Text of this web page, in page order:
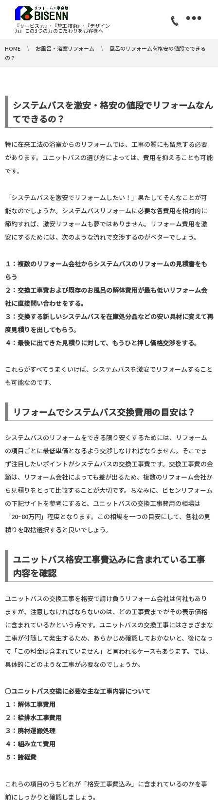
『サービス力』･『施工技術』･『デザイン
力』この3つの力のこだわりをお客様へ
•
HOME お風呂・浴室リフォーム
風呂のリフォームを格安の値段でできる
の？
システムバスを激安・格安の値段でリフォームなん
てできるの？
特に在来工法の浴室からのリフォームでは、工事の質にも留意する必要
があります。ユニットバスの選び方によっては、費用を抑えることも可能
です。
「システムバスを激安でリフォームしたい！」果たしてそんなことが可
能なのでしょうか。システムバスリフォームに必要な各費用を相対的に
節約すれば、激安リフォームも夢ではありません。リフォーム費用を激
安にするためには、次のような流れで交渉するのがベターでしょう。
１：複数のリフォーム会社からシステムバスのリフォームの見積書をも
らう
２：交換工事費および既存のお風呂の解体費用が最も低いリフォーム会
社に直接問い合わせをする。
３：交換する新しいシステムバスを在庫処分品などの安い具材に変えて再
度見積りを出してもらう。
４：最後に出てきた見積りに対して、もうひと押し価格交渉をする。
これらがすべてうまくいけば、システムバスを激安でリフォームすること
も可能なのです。
リフォームでシステムバス交換費用の目安は？
システムバスのリフォームをできる限り安くするためには、リフォーム
の項目ごとに最低単価となるよう交渉しなければなりません。そこでま
ず注目したいポイントがシステムバスの交換工事費です。交換工事費の金
額は、リフォーム会社によっても差が出るため、複数のリフォーム会社か
ら見積りをとって比較することが大切です。ちなみに、ビセンリフォーム
の下記サイトを参考にすると、ユニットバスの交換工事費用の相場は
「20~80万円」程度となります。この相場を一つの目安にして、各社の見
積りを取捨選択すると良いでしょう。
ユニットバス格安工事費込みに含まれている工事
内容を確認
ユニットバスの交換工事を格安で請け負うリフォーム会社は何社もあり
ますが、注意しなければならないのは、どの工事費までがその表示価格
に含まれているかという点です。ユニットバスの交換工事にはさまざまな
工事が付随して発生するため、あらかじめ確認しておかないと、後になっ
て「この料金は含まれていません」と言われるケースもあります。では、
具体的にどのような工事が必要なのでしょうか。
○ユニットバス交換に必要な主な工事内容について
１：解体工事費用
２：給排水工事費用
３：廃材運搬処理
４：組み立て費用
５：諸経費
これらの項目のうちどれが「格安工事費込み」に含まれているのかを事
前にしっかりと確認しましょう。